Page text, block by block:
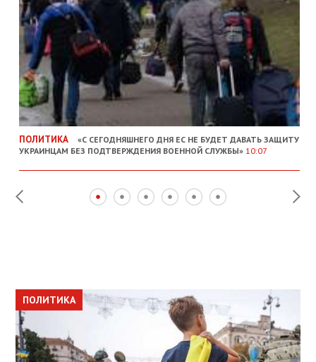
ПОЛИТИКА
«С СЕГОДНЯШНЕГО ДНЯ ЕС НЕ БУДЕТ ДАВАТЬ ЗАЩИТУ
УКРАИНЦАМ БЕЗ ПОДТВЕРЖДЕНИЯ ВОЕННОЙ СЛУЖБЫ» 10:07
ПОЛИТИКА
ПОЛИТИКА
ОБЩЕСТВО
ПОЛИТИКА
ЭКОНОМИКА